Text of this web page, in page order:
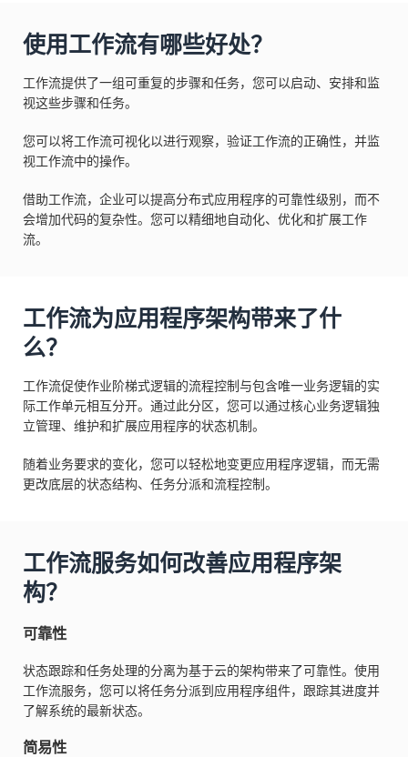
使用工作流有哪些好处？
工作流提供了一组可重复的步骤和任务，您可以启动、安排和监
视这些步骤和任务。
您可以将工作流可视化以进行观察，验证工作流的正确性，并监
视工作流中的操作。
借助工作流，企业可以提高分布式应用程序的可靠性级别，而不
会增加代码的复杂性。您可以精细地自动化、优化和扩展工作
流。
工作流为应用程序架构带来了什
么？
工作流促使作业阶梯式逻辑的流程控制与包含唯一业务逻辑的实
际工作单元相互分开。通过此分区，您可以通过核心业务逻辑独
立管理、维护和扩展应用程序的状态机制。
随着业务要求的变化，您可以轻松地变更应用程序逻辑，而无需
更改底层的状态结构、任务分派和流程控制。
工作流服务如何改善应用程序架
构？
可靠性
状态跟踪和任务处理的分离为基于云的架构带来了可靠性。使用
工作流服务，您可以将任务分派到应用程序组件，跟踪其进度并
了解系统的最新状态。
简易性